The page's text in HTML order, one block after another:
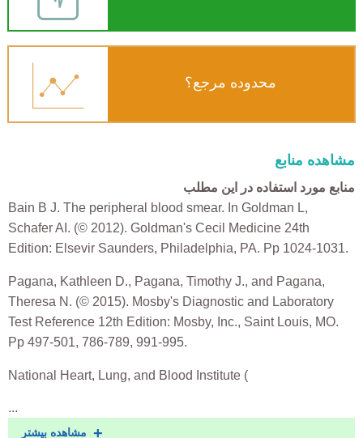
محدوده مرجع؟
مشاهده منابع
منابع مورد استفاده در این مطلب
Bain B J. The peripheral blood smear. In Goldman L,
Schafer AI. (© 2012). Goldman's Cecil Medicine 24th
Edition: Elsevir Saunders, Philadelphia, PA. Pp 1024-1031.
Pagana, Kathleen D., Pagana, Timothy J., and Pagana,
Theresa N. (© 2015). Mosby's Diagnostic and Laboratory
Test Reference 12th Edition: Mosby, Inc., Saint Louis, MO.
Pp 497-501, 786-789, 991-995.
National Heart, Lung, and Blood Institute (
...
مشاهده بیشتر